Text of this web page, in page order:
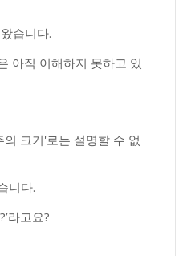
습니다.
아직 이해하지 못하고 있
크기'로는 설명할 수 없
니다.
라고요?